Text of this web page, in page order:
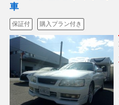
車
保証付 購入プラン付き